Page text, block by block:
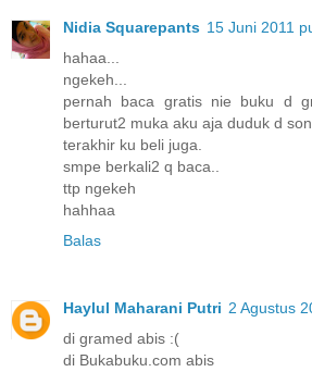
Nidia Squarepants 15 Juni 2011
hahaa...
ngekeh...
pernah baca gratis nie buku d
berturut2 muka aku aja duduk d
terakhir ku beli juga.
smpe berkali2 q baca..
ttp ngekeh
hahhaa
Balas
Haylul Maharani Putri 2 Agustus
di gramed abis :(
di Bukabuku.com abis